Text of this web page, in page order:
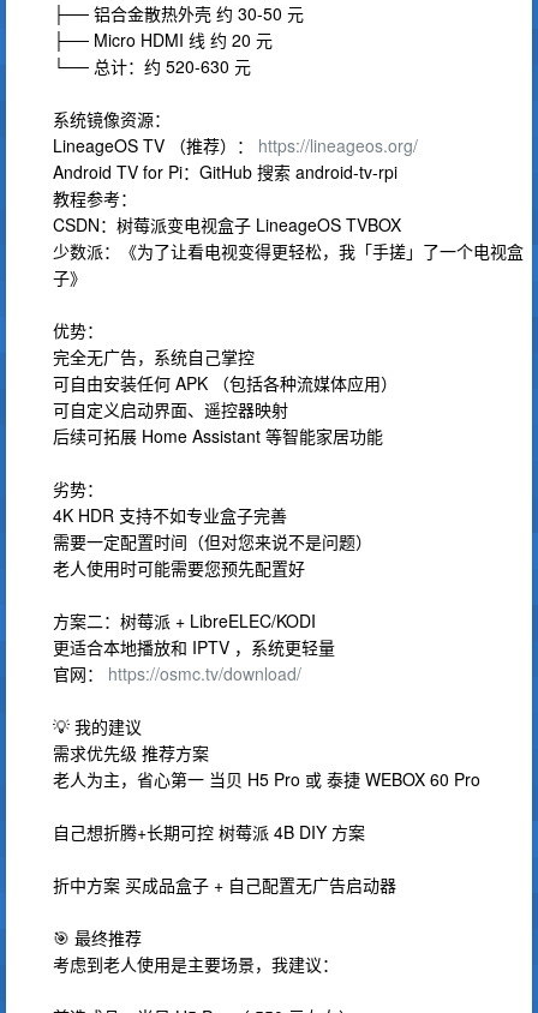
├── 铝合金散热外壳 约 30-50 元
├── Micro HDMI 线 约 20 元
└── 总计：约 520-630 元
系统镜像资源：
LineageOS TV （推荐）： https://lineageos.org/
Android TV for Pi：GitHub 搜索 android-tv-rpi
教程参考：
CSDN：树莓派变电视盒子 LineageOS TVBOX
少数派：《为了让看电视变得更轻松，我「手搓」了一个电视盒
子》
优势：
完全无广告，系统自己掌控
可自由安装任何 APK （包括各种流媒体应用）
可自定义启动界面、遥控器映射
后续可拓展 Home Assistant 等智能家居功能
劣势：
4K HDR 支持不如专业盒子完善
需要一定配置时间（但对您来说不是问题）
老人使用时可能需要您预先配置好
方案二：树莓派 + LibreELEC/KODI
更适合本地播放和 IPTV ，系统更轻量
官网： https://osmc.tv/download/
💡 我的建议
需求优先级 推荐方案
老人为主，省心第一 当贝 H5 Pro 或 泰捷 WEBOX 60 Pro
自己想折腾+长期可控 树莓派 4B DIY 方案
折中方案 买成品盒子 + 自己配置无广告启动器
🎯 最终推荐
考虑到老人使用是主要场景，我建议：